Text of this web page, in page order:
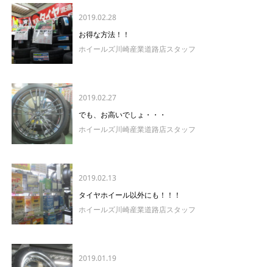
2019.02.28
お得な方法！！
ホイールズ川崎産業道路店スタッフ
2019.02.27
でも、お高いでしょ・・・
ホイールズ川崎産業道路店スタッフ
2019.02.13
タイヤホイール以外にも！！！
ホイールズ川崎産業道路店スタッフ
2019.01.19